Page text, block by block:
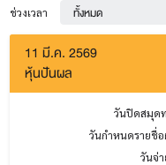
ช่วงเวลา ทั้งหมด
11 มี.ค. 2569
หุ้นปันผล
วันปิดสมุด
วันกำหนดรายชื่
วันจ่